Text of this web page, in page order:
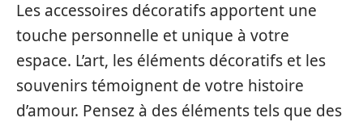
Les accessoires décoratifs apportent une
touche personnelle et unique à votre
espace. L’art, les éléments décoratifs et les
souvenirs témoignent de votre histoire
d’amour. Pensez à des éléments tels que des